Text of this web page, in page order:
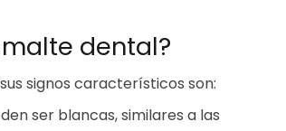
dental?
signos característicos son:
ser blancas, similares a las